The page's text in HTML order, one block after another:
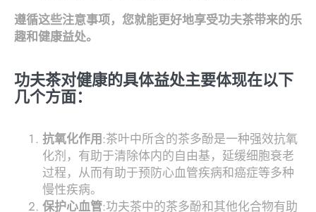
遵循这些注意事项，您就能更好地享受功夫茶带来的乐
趣和健康益处。
功夫茶对健康的具体益处主要体现在以下
几个方面：
抗氧化作用:茶叶中所含的茶多酚是一种强效抗氧
化剂，有助于清除体内的自由基，延缓细胞衰老
过程，从而有助于预防心血管疾病和癌症等多种
慢性疾病。
保护心血管:功夫茶中的茶多酚和其他化合物有助